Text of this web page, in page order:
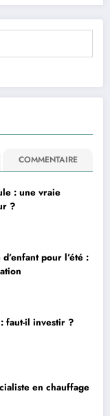
COMMENTAIRE
: une vraie
?
pour l’été :
faut-il investir ?
en chauffage